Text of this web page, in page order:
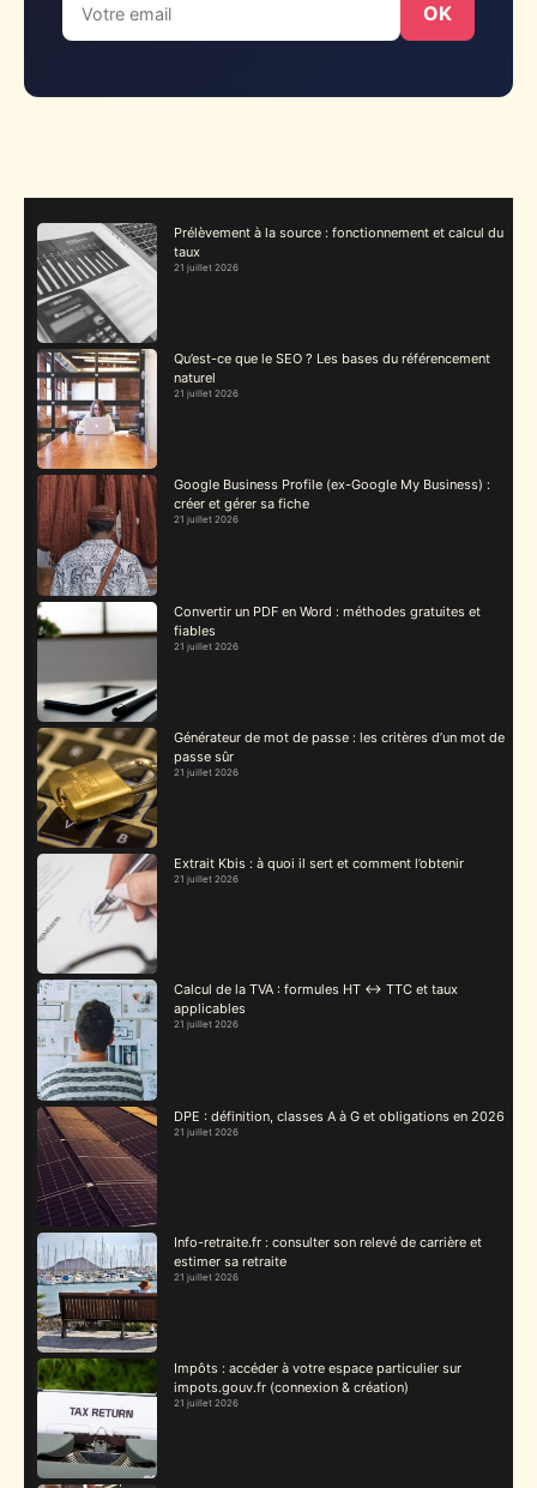
OK
Prélèvement à la source : fonctionnement et calcul du
taux
21 juillet 2026
Qu’est-ce que le SEO ? Les bases du référencement
naturel
21 juillet 2026
Google Business Profile (ex-Google My Business) :
créer et gérer sa fiche
21 juillet 2026
Convertir un PDF en Word : méthodes gratuites et
fiables
21 juillet 2026
Générateur de mot de passe : les critères d’un mot de
passe sûr
21 juillet 2026
Extrait Kbis : à quoi il sert et comment l’obtenir
21 juillet 2026
Calcul de la TVA : formules HT ↔ TTC et taux
applicables
21 juillet 2026
DPE : définition, classes A à G et obligations en 2026
21 juillet 2026
Info-retraite.fr : consulter son relevé de carrière et
estimer sa retraite
21 juillet 2026
Impôts : accéder à votre espace particulier sur
impots.gouv.fr (connexion & création)
21 juillet 2026